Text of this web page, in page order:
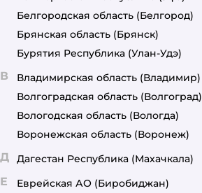
Белгородская область (Белгород)
Брянская область (Брянск)
Бурятия Республика (Улан-Удэ)
В Владимирская область (Владимир)
Волгоградская область (Волгоград)
Вологодская область (Вологда)
Воронежская область (Воронеж)
Д Дагестан Республика (Махачкала)
Е Еврейская АО (Биробиджан)